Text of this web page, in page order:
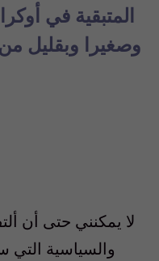
المتبقية في
وصغيرا وبقليل من
لا يمكنني حتى أن
والسياسية التي